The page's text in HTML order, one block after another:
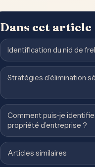
Dans cet article
Identification du nid de
Stratégies d’élimination
Comment puis-je
propriété d’entreprise ?
Articles similaires